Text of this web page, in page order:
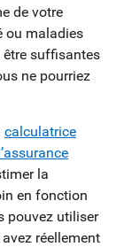
de votre
ou maladies
être suffisantes
ne pourriez
calculatrice
la
en fonction
pouvez utiliser
réellement